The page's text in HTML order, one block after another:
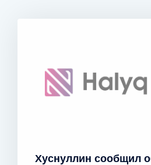
Хуснуллин сообщил